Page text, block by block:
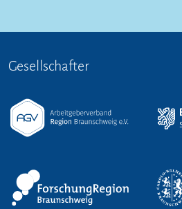
Gesellschafter